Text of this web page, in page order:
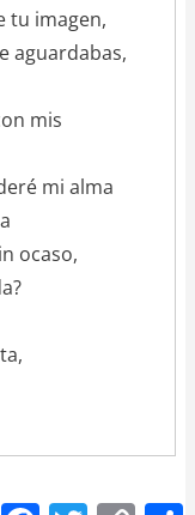
tu imagen,
aguardabas,
mis
mi alma
ocaso,